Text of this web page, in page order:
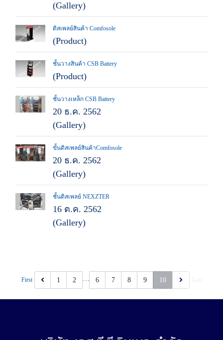
(Gallery)
ดิสเพลย์สินค้า Comfosole
(Product)
ชั้นวางสินค้า CSB Battery
(Product)
ชั้นวางเหล็ก CSB Battery
20 ธ.ค. 2562
(Gallery)
ขั้นดิสเพลย์สินค้าComfosole
20 ธ.ค. 2562
(Gallery)
ชั้นดิสเพลย์ NEXZTER
16 ต.ค. 2562
(Gallery)
First 1 2 … 6 7 8 9 10